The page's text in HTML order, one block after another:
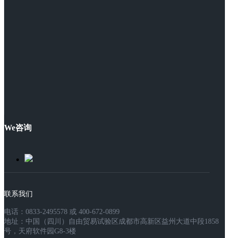
We咨询
联系我们
电话：0833-2495578 或 400-672-0899
地址：中国（四川）自由贸易试验区成都市高新区益州大道中段1858
号，天府软件园G8-3楼